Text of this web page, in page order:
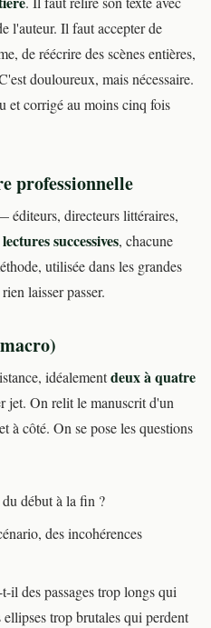
l'auteur. Il faut accepter de
de réécrire des scènes entières,
douloureux, mais nécessaire.
et corrigé au moins cinq fois
professionnelle
éditeurs, directeurs littéraires,
successives, chacune
utilisée dans les grandes
laisser passer.
idéalementdeux à quatre
jet. On relit le manuscrit d'un
à côté. On se pose les questions
début à la fin ?
des incohérences
il des passages trop longs qui
trop brutales qui perdent